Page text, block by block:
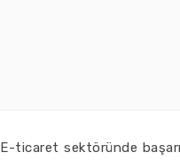
E-ticaret sektöründe